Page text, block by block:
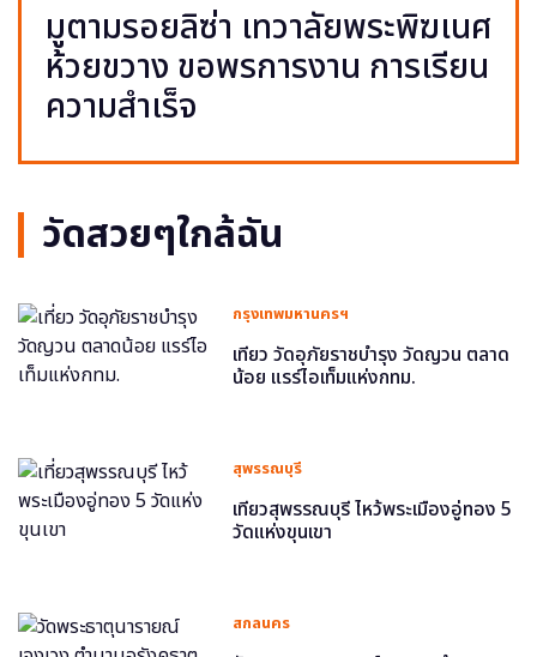
มูตามรอยลิซ่า เทวาลัยพระพิฆเนศ
ห้วยขวาง ขอพรการงาน การเรียน
ความสำเร็จ
วัดสวยๆใกล้ฉัน
กรุงเทพมหานครฯ
เที่ยว วัดอุภัยราชบำรุง วัดญวน ตลาด
น้อย แรร์ไอเท็มแห่งกทม.
สุพรรณบุรี
เที่ยวสุพรรณบุรี ไหว้พระเมืองอู่ทอง 5
วัดแห่งขุนเขา
สกลนคร